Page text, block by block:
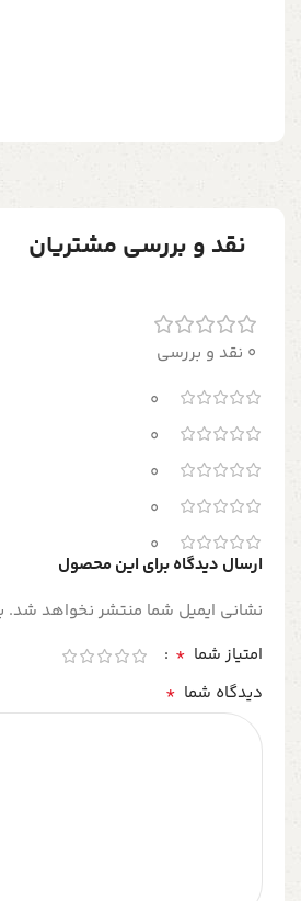
نقد و بررسی مشتریان
0 نقد و بررسی
0
0
0
0
0
ارسال دیدگاه برای این محصول
نشانی ایمیل شما منتشر نخواهد شد.
امتیاز شما *
دیدگاه شما *